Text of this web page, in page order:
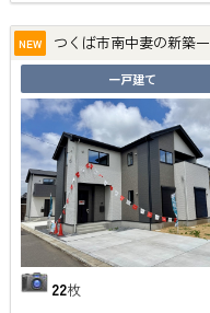
NEW つくば市南中妻の新築
一戸建て
22枚